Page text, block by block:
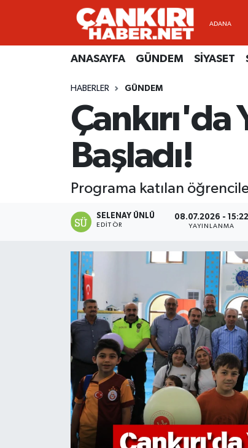
ANASAYFA GÜNDEM SİYASET
HABERLER GÜNDEM
Çankırı'da
Başladı!
Programa katılan
SELENAY ÜNLÜ
EDITÖR
08.07.2026 - 15:22
YAYINLANMA
ANASAYFA
SİYASET
RESMİ İLANLAR
Künye
Gizlilik Sözleşmesi
BİYOGRAFİLER
GÜNDEM
kimdir-nedir-nasil
KÜLTÜR SANAT
MAGAZİN
SAĞLIK
SİYASET
Merkez Hava Durumu
Süper Lig Puan Durumu ve Fikstür
Tüm Manşetler
Son Dakika Haberleri